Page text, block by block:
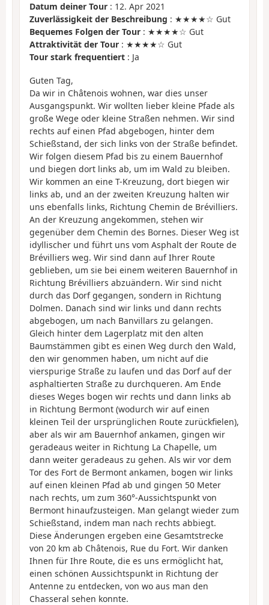
Datum deiner Tour : 12. Apr 2021
Zuverlässigkeit der Beschreibung : ★★★★☆ Gut
Bequemes Folgen der Tour : ★★★★☆ Gut
Attraktivität der Tour : ★★★★☆ Gut
Tour stark frequentiert : Ja
Guten Tag,
Da wir in Châtenois wohnen, war dies unser
Ausgangspunkt. Wir wollten lieber kleine Pfade als
große Wege oder kleine Straßen nehmen. Wir sind
rechts auf einen Pfad abgebogen, hinter dem
Schießstand, der sich links von der Straße befindet.
Wir folgen diesem Pfad bis zu einem Bauernhof
und biegen dort links ab, um im Wald zu bleiben.
Wir kommen an eine T-Kreuzung, dort biegen wir
links ab, und an der zweiten Kreuzung halten wir
uns ebenfalls links, Richtung Chemin de Brévilliers.
An der Kreuzung angekommen, stehen wir
gegenüber dem Chemin des Bornes. Dieser Weg ist
idyllischer und führt uns vom Asphalt der Route de
Brévilliers weg. Wir sind dann auf Ihrer Route
geblieben, um sie bei einem weiteren Bauernhof in
Richtung Brévilliers abzuändern. Wir sind nicht
durch das Dorf gegangen, sondern in Richtung
Dolmen. Danach sind wir links und dann rechts
abgebogen, um nach Banvillars zu gelangen.
Gleich hinter dem Lagerplatz mit den alten
Baumstämmen gibt es einen Weg durch den Wald,
den wir genommen haben, um nicht auf die
vierspurige Straße zu laufen und das Dorf auf der
asphaltierten Straße zu durchqueren. Am Ende
dieses Weges bogen wir rechts und dann links ab
in Richtung Bermont (wodurch wir auf einen
kleinen Teil der ursprünglichen Route zurückfielen),
aber als wir am Bauernhof ankamen, gingen wir
geradeaus weiter in Richtung La Chapelle, um
dann weiter geradeaus zu gehen. Als wir vor dem
Tor des Fort de Bermont ankamen, bogen wir links
auf einen kleinen Pfad ab und gingen 50 Meter
nach rechts, um zum 360°-Aussichtspunkt von
Bermont hinaufzusteigen. Man gelangt wieder zum
Schießstand, indem man nach rechts abbiegt.
Diese Änderungen ergeben eine Gesamtstrecke
von 20 km ab Châtenois, Rue du Fort. Wir danken
Ihnen für Ihre Route, die es uns ermöglicht hat,
einen schönen Aussichtspunkt in Richtung der
Antenne zu entdecken, von wo aus man den
Chasseral sehen konnte.